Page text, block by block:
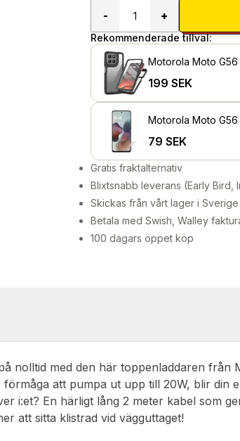
-
+
Rekommenderade tillval:
Motorola Moto
199 SEK
Motorola Moto
79 SEK
Gratis fraktalternativ
Blixtsnabb leverans (Early Bird,
Skickas från vårt lager i Sverige
Betala med Swish, Walley
100 dagars öppet köp
nolltid med den här toppenladdaren från
att pumpa ut upp till 20W, blir din
i:et? En härligt lång 2 meter kabel som
att sitta klistrad vid vägguttaget!